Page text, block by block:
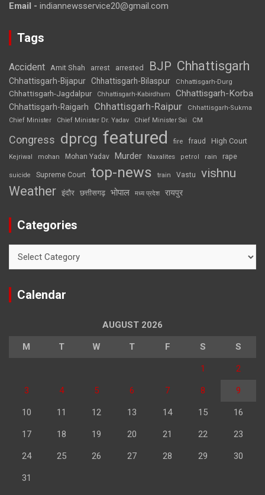
Email - indiannewsservice20@gmail.com
Tags
Accident Amit Shah arrest arrested BJP Chhattisgarh
Chhattisgarh-Bijapur Chhattisgarh-Bilaspur Chhattisgarh-Durg
Chhattisgarh-Jagdalpur Chhattisgarh-Kabirdham Chhattisgarh-Korba
Chhattisgarh-Raigarh Chhattisgarh-Raipur
Chhattisgarh-Sukma
Chief Minister
Chief Minister Dr. Yadav Chief Minister Sai CM
Congress dprcg featured fire fraud High Court
Kejriwal mohan Mohan Yadav Murder Naxalites petrol rain rape
suicide Supreme Court top-news train Vastu vishnu
Weather इंदौर छत्तीसगढ़ भोपाल मध्य प्रदेश रायपुर
Categories
Calendar
AUGUST 2026
M T W T F S S
1 2
3 4 5 6 7 8 9
10 11 12 13 14 15 16
17 18 19 20 21 22 23
24 25 26 27 28 29 30
31